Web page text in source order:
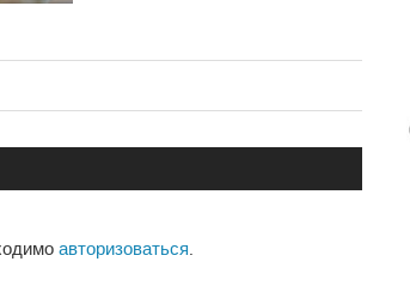
авторизоваться.